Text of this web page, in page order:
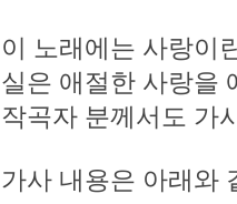
이 노래에는 사랑이
실은 애절한 사랑을
작곡자 분께서도 가
가사 내용은 아래와